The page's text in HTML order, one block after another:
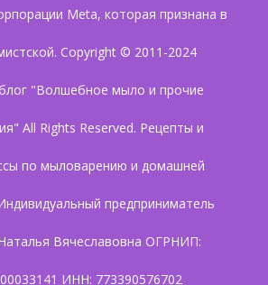
Meta, которая признана в
Copyright © 2011-2024
"Волшебное мыло и прочие
All Rights Reserved. Рецепты и
по мыловарению и домашней
предприниматель
Вячеславовна ОГРНИП:
ИНН: 773390576702